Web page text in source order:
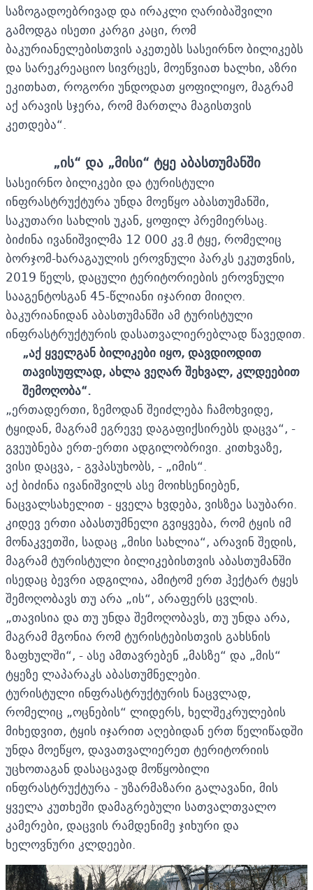
საზოგადოებრივად და ირაკლი ღარიბაშვილი
გამოდგა ისეთი კარგი კაცი, რომ
ბაკურიანელებისთვის აკეთებს სასეირნო ბილიკებს
და სარეკრეაციო სივრცეს, მოეწვიათ ხალხი, აზრი
ეკითხათ, როგორი უნდოდათ ყოფილიყო, მაგრამ
აქ არავის სჯერა, რომ მართლა მაგისთვის
კეთდება“.
„ის“ და „მისი“ ტყე აბასთუმანში
სასეირნო ბილიკები და ტურისტული
ინფრასტრუქტურა უნდა მოეწყო აბასთუმანში,
საკუთარი სახლის უკან, ყოფილ პრემიერსაც.
ბიძინა ივანიშვილმა 12 000 კვ.მ ტყე, რომელიც
ბორჯომ-ხარაგაულის ეროვნული პარკს ეკუთვნის,
2019 წელს, დაცული ტერიტორიების ეროვნული
სააგენტოსგან 45-წლიანი იჯარით მიიღო.
ბაკურიანიდან აბასთუმანში ამ ტურისტული
ინფრასტრუქტურის დასათვალიერებლად წავედით.
„აქ ყველგან ბილიკები იყო, დავდიოდით
თავისუფლად, ახლა ვეღარ შეხვალ, კლდეებით
შემოღობა“.
„ერთადერთი, ზემოდან შეიძლება ჩამოხვიდე,
ტყიდან, მაგრამ ეგრევე დაგაფიქსირებს დაცვა“, -
გვეუბნება ერთ-ერთი ადგილობრივი. კითხვაზე,
ვისი დაცვა, - გვპასუხობს, - „იმის“.
აქ ბიძინა ივანიშვილს ასე მოიხსენიებენ,
ნაცვალსახელით - ყველა ხვდება, ვისზეა საუბარი.
კიდევ ერთი აბასთუმნელი გვიყვება, რომ ტყის იმ
მონაკვეთში, სადაც „მისი სახლია“, არავინ შედის,
მაგრამ ტურისტული ბილიკებისთვის აბასთუმანში
ისედაც ბევრი ადგილია, ამიტომ ერთ ჰექტარ ტყეს
შემოღობავს თუ არა „ის“, არაფერს ცვლის.
„თავისია და თუ უნდა შემოღობავს, თუ უნდა არა,
მაგრამ მგონია რომ ტურისტებისთვის გახსნის
ზაფხულში“, - ასე ამთავრებენ „მასზე“ და „მის“
ტყეზე ლაპარაკს აბასთუმნელები.
ტურისტული ინფრასტრუქტურის ნაცვლად,
რომელიც „ოცნების“ ლიდერს, ხელშეკრულების
მიხედვით, ტყის იჯარით აღებიდან ერთ წელიწადში
უნდა მოეწყო, დავათვალიერეთ ტერიტორიის
უცხოთაგან დასაცავად მოწყობილი
ინფრასტრუქტურა - უზარმაზარი გალავანი, მის
ყველა კუთხეში დამაგრებული სათვალთვალო
კამერები, დაცვის რამდენიმე ჯიხური და
ხელოვნური კლდეები.